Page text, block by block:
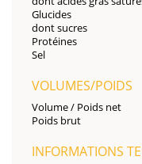
Glucides
dont sucres
Protéines
Sel
VOLUMES/POIDS
Volume / Poids net
Poids brut
INFORMATIONS